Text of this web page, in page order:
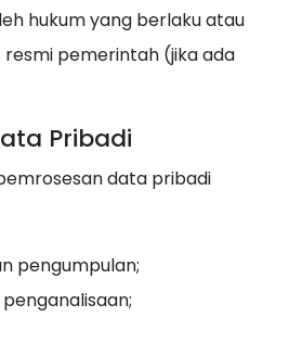
hukum yang berlaku atau
pemerintah (jika ada
Pribadi
data pribadi
pengumpulan;